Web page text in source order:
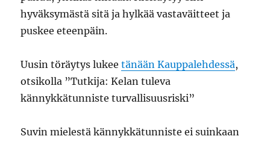
hyväksymästä sitä ja hylkää vastaväitteet ja
puskee eteenpäin.
Uusin töräytys lukeetänään Kauppalehdessä,
otsikolla ”Tutkija: Kelan tuleva
kännykkätunniste turvallisuusriski”
Suvin mielestä kännykkätunniste ei suinkaan